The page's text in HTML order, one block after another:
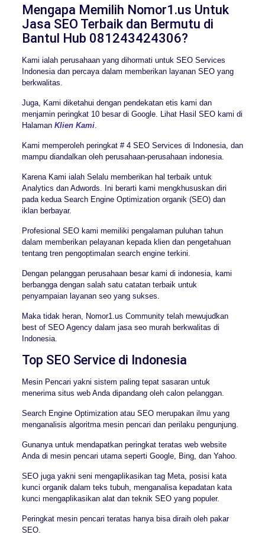
Mengapa Memilih Nomor1.us Untuk
Jasa SEO Terbaik dan Bermutu di
Bantul Hub 081243424306?
Kami ialah perusahaan yang dihormati untuk SEO Services
Indonesia dan percaya dalam memberikan layanan SEO yang
berkwalitas.
Juga, Kami diketahui dengan pendekatan etis kami dan
menjamin peringkat 10 besar di Google. Lihat Hasil SEO kami di
Halaman Klien Kami.
Kami memperoleh peringkat # 4 SEO Services di Indonesia, dan
mampu diandalkan oleh perusahaan-perusahaan indonesia.
Karena Kami ialah Selalu memberikan hal terbaik untuk
Analytics dan Adwords. Ini berarti kami mengkhususkan diri
pada kedua Search Engine Optimization organik (SEO) dan
iklan berbayar.
Profesional SEO kami memiliki pengalaman puluhan tahun
dalam memberikan pelayanan kepada klien dan pengetahuan
tentang tren pengoptimalan search engine terkini.
Dengan pelanggan perusahaan besar kami di indonesia, kami
berbangga dengan salah satu catatan terbaik untuk
penyampaian layanan seo yang sukses.
Maka tidak heran, Nomor1.us Community telah mewujudkan
best of SEO Agency dalam jasa seo murah berkwalitas di
Indonesia.
Top SEO Service di Indonesia
Mesin Pencari yakni sistem paling tepat sasaran untuk
menerima situs web Anda dipandang oleh calon pelanggan.
Search Engine Optimization atau SEO merupakan ilmu yang
menganalisis algoritma mesin pencari dan perilaku pengunjung.
Gunanya untuk mendapatkan peringkat teratas web website
Anda di mesin pencari utama seperti Google, Bing, dan Yahoo.
SEO juga yakni seni mengaplikasikan tag Meta, posisi kata
kunci organik dalam teks tubuh, menganalisa kepadatan kata
kunci mengaplikasikan alat dan teknik SEO yang populer.
Peringkat mesin pencari teratas hanya bisa diraih oleh pakar
SEO.